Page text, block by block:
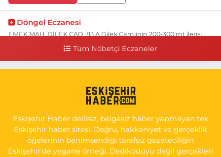
Döngel Eczanesi
EMEK MAH. DİLEK CAD. 83 A Dilek Camiinin 200-300 mt ilerisi
İSTİKLAL MAH. ŞAİR FUZULİ CAD. NO:35 A HAVA HASTANESİ
KARŞI KÖŞESİ ŞAİR FUZULİ AİLE SAĞLIĞI MERKEZİ KARŞISI
0 (222) 230 11 31 Yol Tarifi Al
Tüm Nöbetçi Eczaneler
Eskişehir Haber delilsiz, belgesiz haber yapmayan tek
Eskişehir haber sitesi. Doğru, hakkaniyet ve gerçeklik
öğelerinin benimsendiği tarafsız gazeteciliğin
Eskişehir'de yegane örneği. Dedikoduyu değil gerçekleri